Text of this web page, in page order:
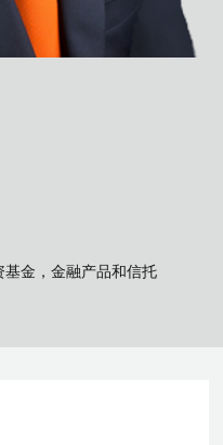
金，金融产品和信托